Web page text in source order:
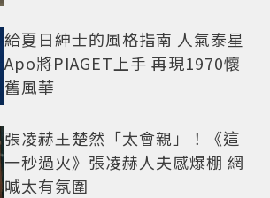
給夏日紳士的風格指南 人氣泰星
Apo將PIAGET上手 再現1970懷
舊風華
張凌赫王楚然「太會親」！《這
一秒過火》張凌赫人夫感爆棚 網
喊太有氛圍